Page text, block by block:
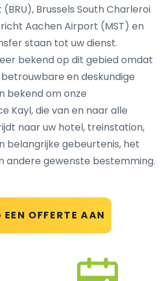
OFFERTE AAN
Brussels South Charleroi
Aachen Airport (MST) en
staan tot uw dienst.
bekend op dit gebied omdat
en deskundige
bekend om onze
Kayl, die van en naar alle
naar uw hotel, treinstation,
belangrijke gebeurtenis, het
andere gewenste bestemming.